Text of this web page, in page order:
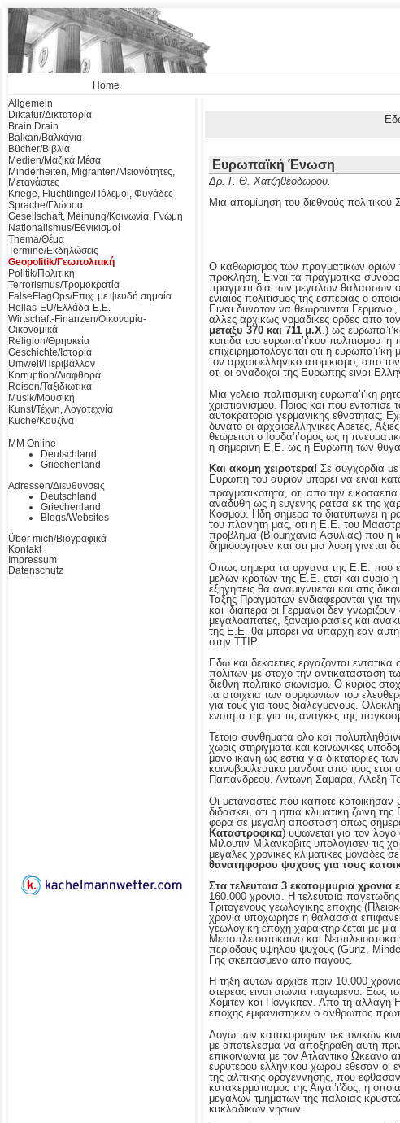
Home
Allgemein
Diktatur/Δικτατορία
Brain Drain
Balkan/Βαλκάνια
Bücher/Βιβλια
Medien/Μαζικά Μέσα
Minderheiten, Migranten/Μειονότητες,
Μετανάστες
Kriege, Flüchtlinge/Πόλεμοι, Φυγάδες
Sprache/Γλώσσα
Gesellschaft, Meinung/Κοινωνία, Γνώμη
Nationalismus/Εθνικισμοί
Thema/Θέμα
Termine/Εκδηλώσεις
Geopolitik/Γεωπολιτική
Politik/Πολιτική
Terrorismus/Τρομοκρατία
FalseFlagOps/Επιχ. με ψευδή σημαία
Hellas-EU/Ελλάδα-Ε.Ε.
Wirtschaft-Finanzen/Οικονομία-
Οικονομικά
Religion/Θρησκεία
Geschichte/Ιστορία
Umwelt/Περιβάλλον
Korruption/Διαφθορά
Reisen/Ταξιδιωτικά
Musik/Μουσική
Kunst/Τέχνη, Λογοτεχνία
Küche/Κουζίνα
MM Online
Deutschland
Griechenland
Adressen/Διευθυνσεις
Deutschland
Griechenland
Blogs/Websites
Über mich/Βιογραφικά
Kontakt
Impressum
Datenschutz
Ευρωπαϊκή Ένωση
Δρ. Γ. Θ. Χατζηθεοδωρου.
Μια απομίμηση του διεθνούς πολιτικού
Ο καθωρισμος των πραγματικων οριων
προκληση. Ειναι τα πραγματικα
πραγματι δια των μεγαλων θαλασσων
ενιαιος πολιτισμος της εσπεριας ο
Ειναι δυνατον να θεωρουνται
αλλες αρχικως νομαδικες ορδες απο
μεταξυ 370 και 711 μ.Χ.) ως
κοιτιδα του ευρωπα’ι’κου πολιτισμου
επιχειρηματολογειται οτι η
τον αρχαιοελληνικο ατομικισμο, απο
οτι οι αναδοχοι της Ευρωπης ειναι
Μια γελεια πολιτισμικη ευρωπα’ι’κη
χριστιανισμου. Ποιος και που εντοπισε
αυτοκρατορια γερμανικης εθνοτητας;
δυνατο οι αρχαιοελληνικες Αρετες,
θεωρειται ο Ιουδα’ι’σμος ως η
η σημερινη Ε.Ε. ως η Ευρωπη των
Και ακομη χειροτερα! Σε συγχορδια με
Ευρωπη του αυριον μπορει να ειναι
πραγματικοτητα, οτι απο την
αναδυθη ως η ευγενης ρατσα εκ της
Κοσμου. Ηδη σημερα το διατυπωνει η
του πλανητη μας, οτι η Ε.Ε. του
προβλημα (Βιομηχανια Ασυλιας) που η
δημιουργησεν και οτι μια λυση
Οπως σημερα τα οργανα της Ε.Ε. που
μελων κρατων της Ε.Ε. ετσι και αυριο
εξηγησεις θα αναμιγνυεται και στις
Ταξης Πραγματων ενδιαφερονται για
και ιδιαιτερα οι Γερμανοι δεν
μεγαλοαπατες, ξαναμοιρασιες και
της Ε.Ε. θα μπορει να υπαρχη εαν αυτη
στην ΤΤΙP.
Εδω και δεκαετιες εργαζονται
πολιτων με στοχο την αντικατασταση
διεθνη πολιτικο σιωνισμο. Ο κυριος
τα στοιχεια των συμφωνιων του
για τους για τους διαλεγμενους.
ενοτητα της για τις αναγκες της
Τετοια συνθηματα ολο και
χωρις στηριγματα και κοινωνικες
μονο ικανη ως εστια για δικτατοριες
κοινοβουλευτικο μανδυα απο τους ετσι
Παπανδρεου, Αντωνη Σαμαρα, Αλεξη
Οι μεταναστες που καποτε
διδασκει, οτι η ηπια κλιματικη ζωνη
φορα σε μεγαλη αποσταση οπως
Καταστροφικα) υψωνεται για τον λογο
Μιλουτιν Μιλανκοβιτς υπολογισεν τις
μεγαλες χρονικες κλιματικες μοναδες
θανατηφορου ψυχους για τους
Στα τελευταια 3 εκατομμυρια
160.000 χρονια. Η τελευταια
Τριτογενους γεωλογικης εποχης
χρονια υποχωρησε η θαλασσια
γεωλογικη εποχη χαρακτηριζεται με
Μεσοπλειοστοκαινο και
περιοδους υψηλου ψυχους (Günz,
Γης σκεπασμενο απο παγους.
Η τηξη αυτων αρχισε πριν 10.000
στερεας ειναι αιωνια παγωμενο. Εως
Χομιτεν και Πονγκιτεν. Απο τη αλλαγη
εποχης εμφανιστηκεν ο ανθρωπος
Λογω των κατακορυφων τεκτονικων
με αποτελεσμα να αποξηραθη αυτη
επικοινωνια με τον Ατλαντικο Ωκεανο
ευρυτερου ελληνικου χωρου εθεσαν οι
της αλπικης ορογεννησης, που
κατακερματισμος της Αιγαι’ι’δος, η
μεγαλων τμηματων της παλαιας
κυκλαδικων νησων.